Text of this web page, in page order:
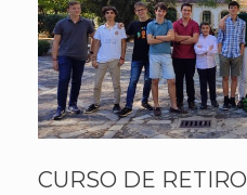
CURSO DE RETIRO